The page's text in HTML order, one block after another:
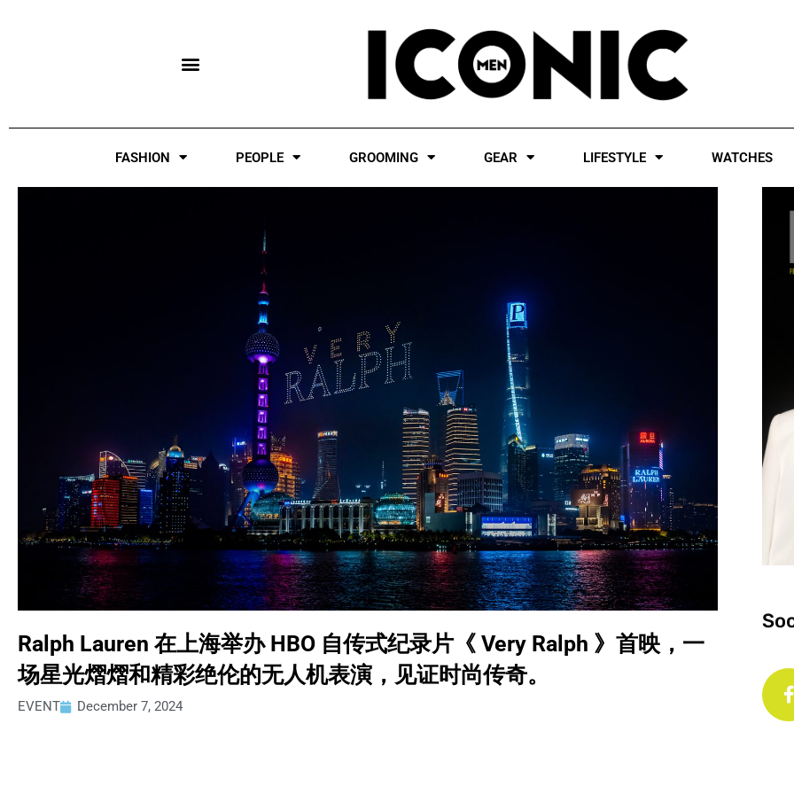
FASHION PEOPLE GROOMING GEAR LIFESTYLE WATCHES
Ralph Lauren 在上海举办 HBO 自传式纪录片《 Very Ralph 》首映，一
场星光熠熠和精彩绝伦的无人机表演，见证时尚传奇。
EVENT December 7, 2024
c